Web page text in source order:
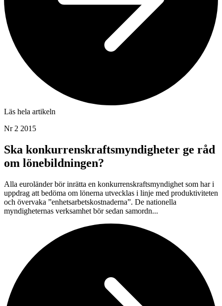
Läs hela artikeln
Nr 2 2015
Ska konkurrenskraftsmyndigheter ge råd
om lönebildningen?
Alla euroländer bör inrätta en konkurrenskraftsmyndighet som har i
uppdrag att bedöma om lönerna utvecklas i linje med produktiviteten
och övervaka ”enhetsarbetskostnaderna”. De nationella
myndigheternas verksamhet bör sedan samordn...